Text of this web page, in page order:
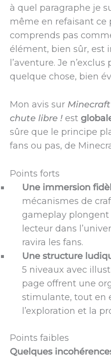
à quel paragraphe je
même en refaisant ce
comprends pas
élément, bien sûr, est
l’aventure. Je
quelque chose, bien
Mon avis sur
chute libre ! est
sûre que le principe
fans ou pas, de
Points forts
Une immersion
mécanismes de
gameplay
lecteur dans
ravira les fans.
Une structure
5 niveaux avec
page offrent une
stimulante, tout en
l’exploration et la
Points faibles
Quelques